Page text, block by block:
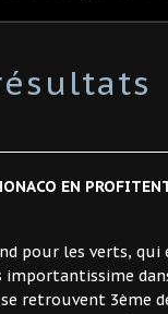
EN
pour les verts,
importantissime
retrouvent 3ème